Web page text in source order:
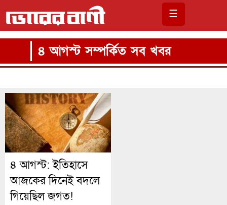
☰
৪ আগস্ট সম্পর্কিত সব খবর
৪ আগস্ট: ইতিহাসে
আজকের দিনেই বদলে
গিয়েছিল জগত!